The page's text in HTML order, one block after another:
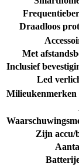
Draadloos
Met
Inclusief
Led
Milieukenmerken
Zijn accu/